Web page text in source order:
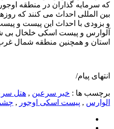
که سرمایه گذاران در منطقه
بین المللی احداث می کنند که
و بزودی با احداث این پیست و
آلوارس و پیست اسکی خلخال
استان و همچنین منطقه شمال
انتهای پیام/
برچسب ها : خبر سرعین , هتل
الوارس , پیست اسکی اوجور ,